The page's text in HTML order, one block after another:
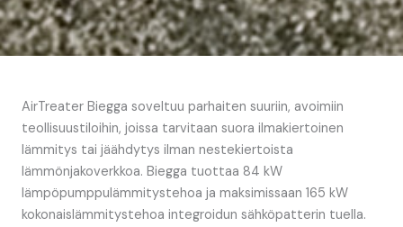
AirTreater Biegga soveltuu parhaiten suuriin, avoimiin
teollisuustiloihin, joissa tarvitaan suora ilmakiertoinen
lämmitys tai jäähdytys ilman nestekiertoista
lämmönjakoverkkoa. Biegga tuottaa 84 kW
lämpöpumppulämmitystehoa ja maksimissaan 165 kW
kokonaislämmitystehoa integroidun sähköpatterin tuella.